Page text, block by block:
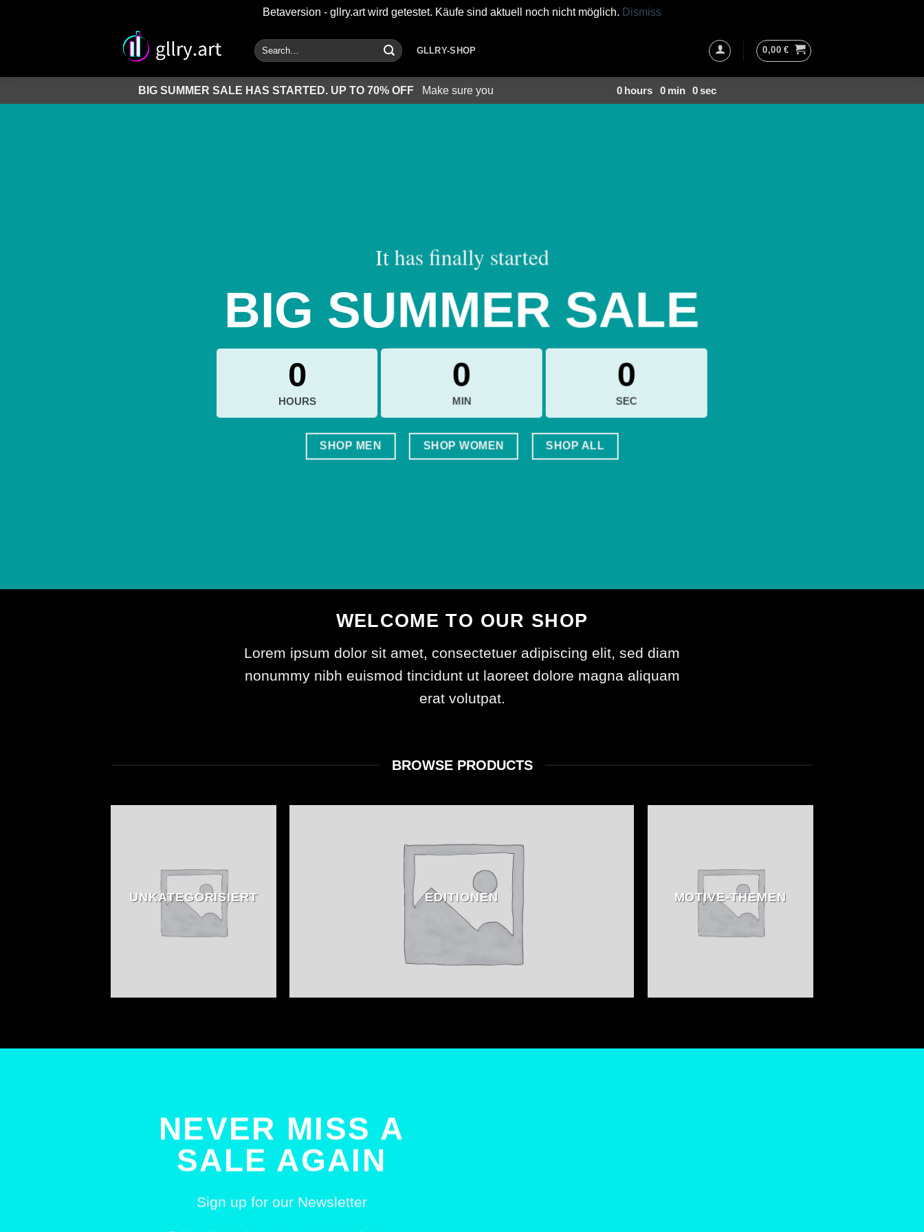
Betaversion - gllry.art wird getestet. Käufe sind aktuell noch nicht möglich. Dismiss
Search
for:
GLLRY-SHOP 0,00€
BIG SUMMER SALE HAS STARTED. UP TO 70% OFF Make sure you 0 hours 0 min 0sec
It has finally started
BIG SUMMER SALE
0
HOURS
0
MIN
0
SEC
SHOP MEN SHOP WOMEN SHOP ALL
WELCOME TO OUR SHOP
Lorem ipsum dolor sit amet, consectetuer adipiscing elit, sed diam
nonummy nibh euismod tincidunt ut laoreet dolore magna aliquam
erat volutpat.
BROWSE PRODUCTS
UNKATEGORISIERT EDITIONEN MOTIVE-THEMEN
NEVER MISS A
SALE AGAIN
Sign up for our Newsletter